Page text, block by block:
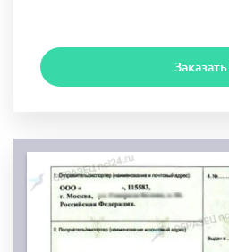
Заказать